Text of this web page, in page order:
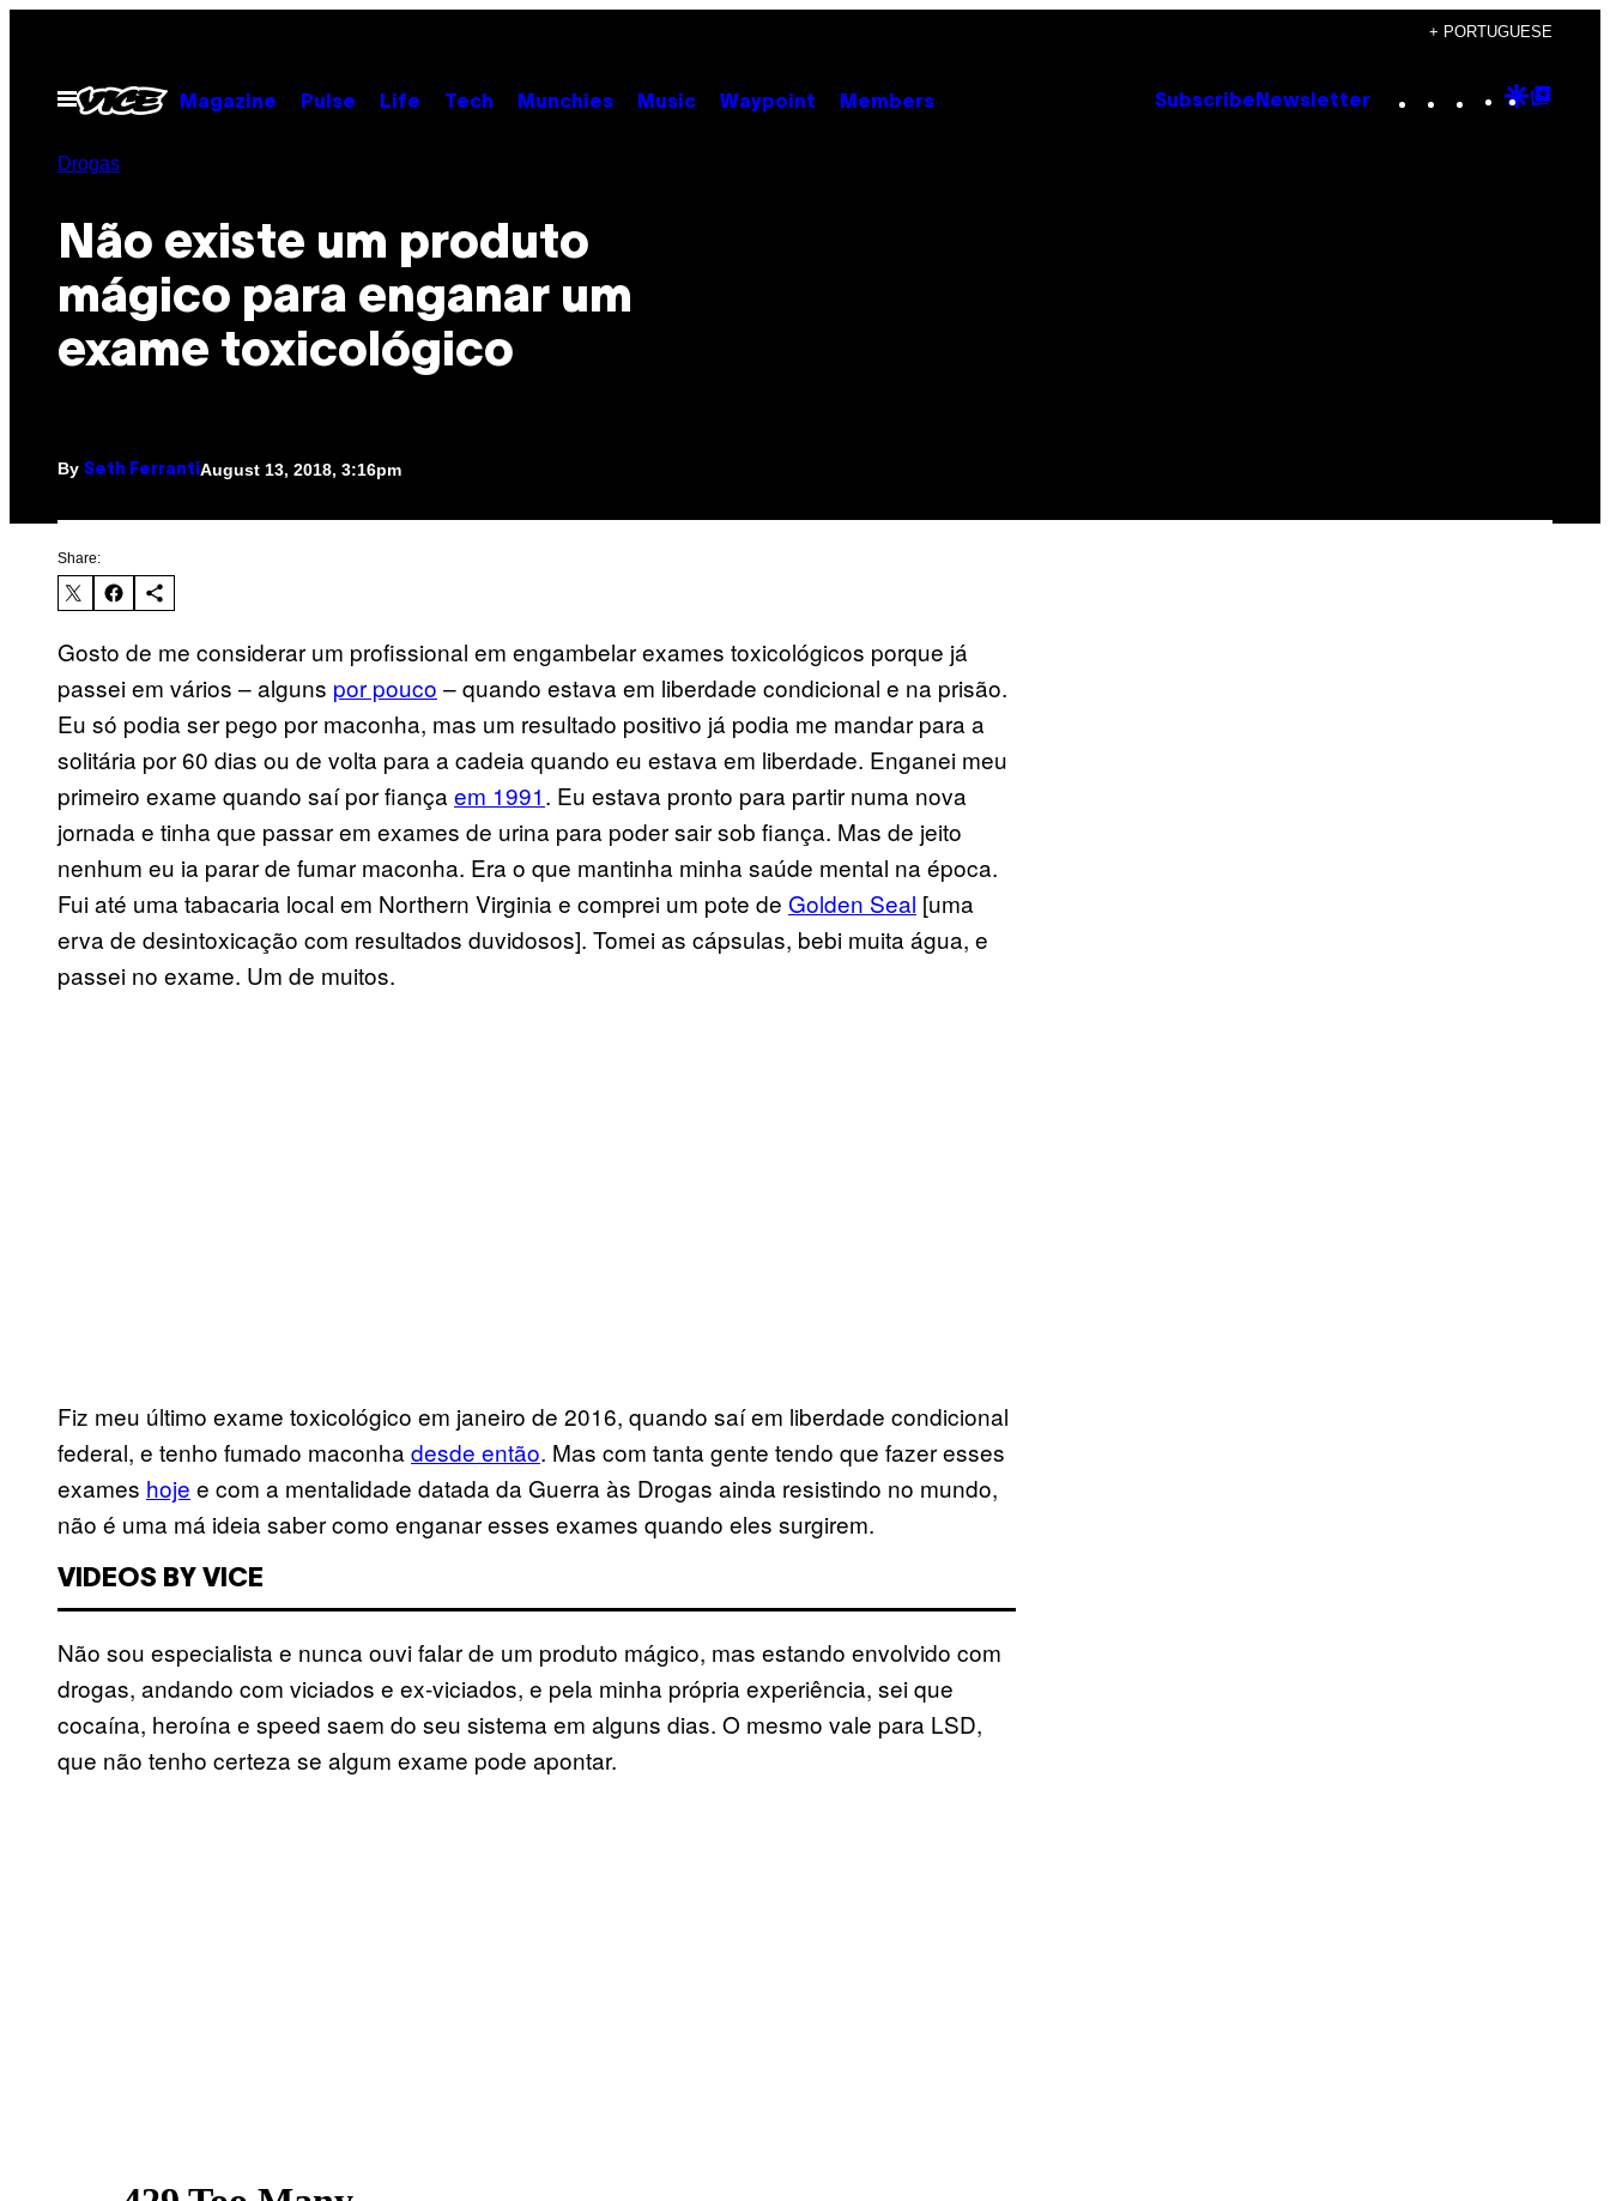
content
+ PORTUGUESE
Open
Menu
Magazine Pulse Life Tech Munchies Music Waypoint Members Subscribe Newsletter Instagram
TikTok
YouTube
Google
Drogas
Não existe um produto
mágico para enganar um
exame toxicológico
By Seth Ferranti August 13, 2018, 3:16pm
Share:
Gosto de me considerar um profissional em engambelar exames toxicológicos porque já
passei em vários – alguns por pouco – quando estava em liberdade condicional e na prisão.
Eu só podia ser pego por maconha, mas um resultado positivo já podia me mandar para a
solitária por 60 dias ou de volta para a cadeia quando eu estava em liberdade. Enganei meu
primeiro exame quando saí por fiança em 1991. Eu estava pronto para partir numa nova
jornada e tinha que passar em exames de urina para poder sair sob fiança. Mas de jeito
nenhum eu ia parar de fumar maconha. Era o que mantinha minha saúde mental na época.
Fui até uma tabacaria local em Northern Virginia e comprei um pote de Golden Seal [uma
erva de desintoxicação com resultados duvidosos]. Tomei as cápsulas, bebi muita água, e
passei no exame. Um de muitos.
Fiz meu último exame toxicológico em janeiro de 2016, quando saí em liberdade condicional
federal, e tenho fumado maconha desde então. Mas com tanta gente tendo que fazer esses
exames hoje e com a mentalidade datada da Guerra às Drogas ainda resistindo no mundo,
não é uma má ideia saber como enganar esses exames quando eles surgirem.
VIDEOS BY VICE
Não sou especialista e nunca ouvi falar de um produto mágico, mas estando envolvido com
drogas, andando com viciados e ex-viciados, e pela minha própria experiência, sei que
cocaína, heroína e speed saem do seu sistema em alguns dias. O mesmo vale para LSD,
que não tenho certeza se algum exame pode apontar.